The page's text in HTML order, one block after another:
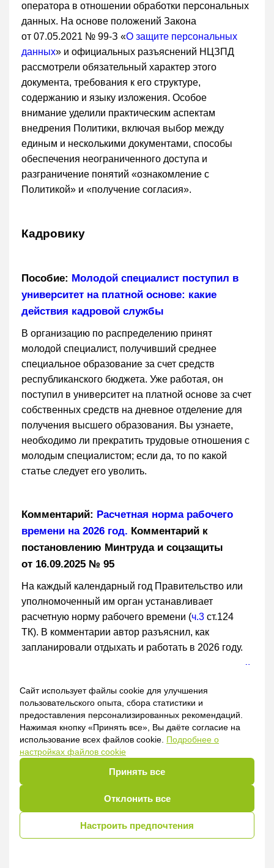
Сайт использует файлы cookie для улучшения
пользовательского опыта, сбора статистики и
предоставления персонализированных рекомендаций.
Нажимая кнопку «Принять все», Вы даёте согласие на
использование всех файлов cookie. Подробнее о
настройках файлов cookie
Принять все
Отклонить все
Настроить предпочтения
оператора в отношении обработки персональных
данных. На основе положений Закона
от 07.05.2021 № 99-З «О защите персональных
данных» и официальных разъяснений НЦЗПД
рассмотрели обязательный характер этого
документа, требования к его структуре,
содержанию и языку изложения. Особое
внимание уделили практическим аспектам
внедрения Политики, включая выбор между
единым и несколькими документами, способы
обеспечения неограниченного доступа и
разграничение понятий «ознакомление с
Политикой» и «получение согласия».
Кадровику
Пособие: Молодой специалист поступил в
университет на платной основе: какие
действия кадровой службы
В организацию по распределению принят
молодой специалист, получивший среднее
специальное образование за счет средств
республиканского бюджета. Уже работая, он
поступил в университет на платной основе за счет
собственных средств на дневное отделение для
получения высшего образования. Вы узнаете,
необходимо ли прекратить трудовые отношения с
молодым специалистом; если да, то по какой
статье следует его уволить.
Комментарий: Расчетная норма рабочего
времени на 2026 год. Комментарий к
постановлению Минтруда и соцзащиты
от 16.09.2025 № 95
На каждый календарный год Правительство или
уполномоченный им орган устанавливает
расчетную норму рабочего времени (ч.3 ст.124
ТК). В комментарии автор разъяснил, как
запланировали отдыхать и работать в 2026 году.
работников учреждения образования
на 2026 год
Вопрос-ответ
Обязательно ли ставить печать на последней
странице контракта?
Секретарю